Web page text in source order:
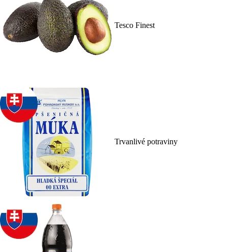
Tesco Finest
Trvanlivé potraviny